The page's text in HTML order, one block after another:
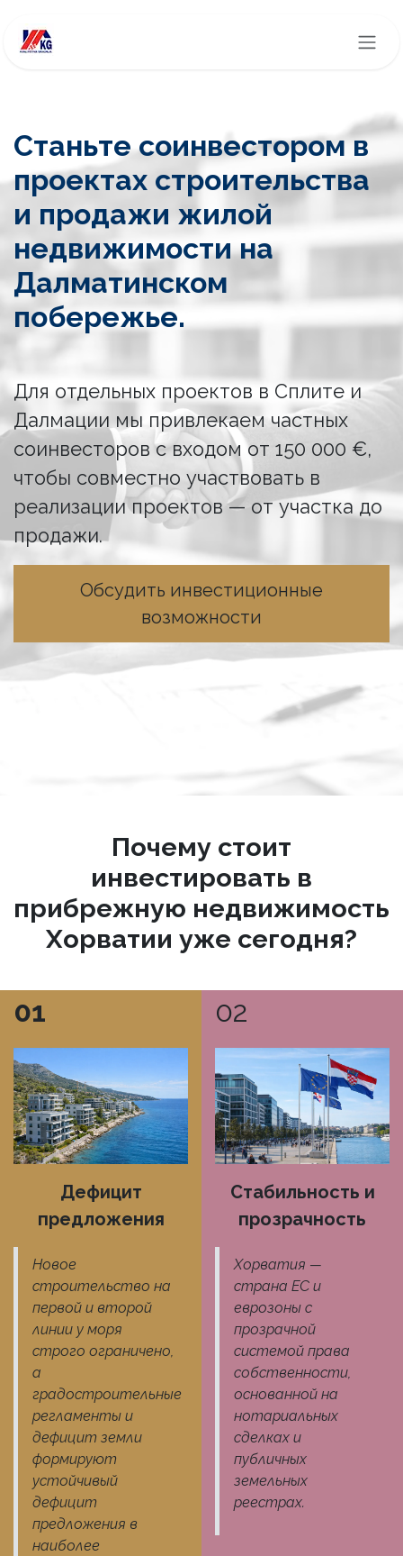
Станьте соинвестором в
проектах строительства
и продажи жилой
недвижимости на
Далматинском
побережье.
Для отдельных проектов в Сплите и
Далмации мы привлекаем частных
соинвесторов с входом от 150 000 €,
чтобы совместно участвовать в
реализации проектов — от участка до
продажи.
Обсудить инвестиционные
возможности
Почему стоит
инвестировать в
прибрежную недвижимость
Хорватии уже сегодня?
01
Дефицит
предложения
Новое
строительство на
первой и второй
линии у моря
строго ограничено,
а
градостроительные
регламенты и
дефицит земли
формируют
устойчивый
дефицит
предложения в
наиболее
02
Стабильность и
прозрачность
Хорватия —
страна ЕС и
еврозоны с
прозрачной
системой права
собственности,
основанной на
нотариальных
сделках и
публичных
земельных
реестрах.​